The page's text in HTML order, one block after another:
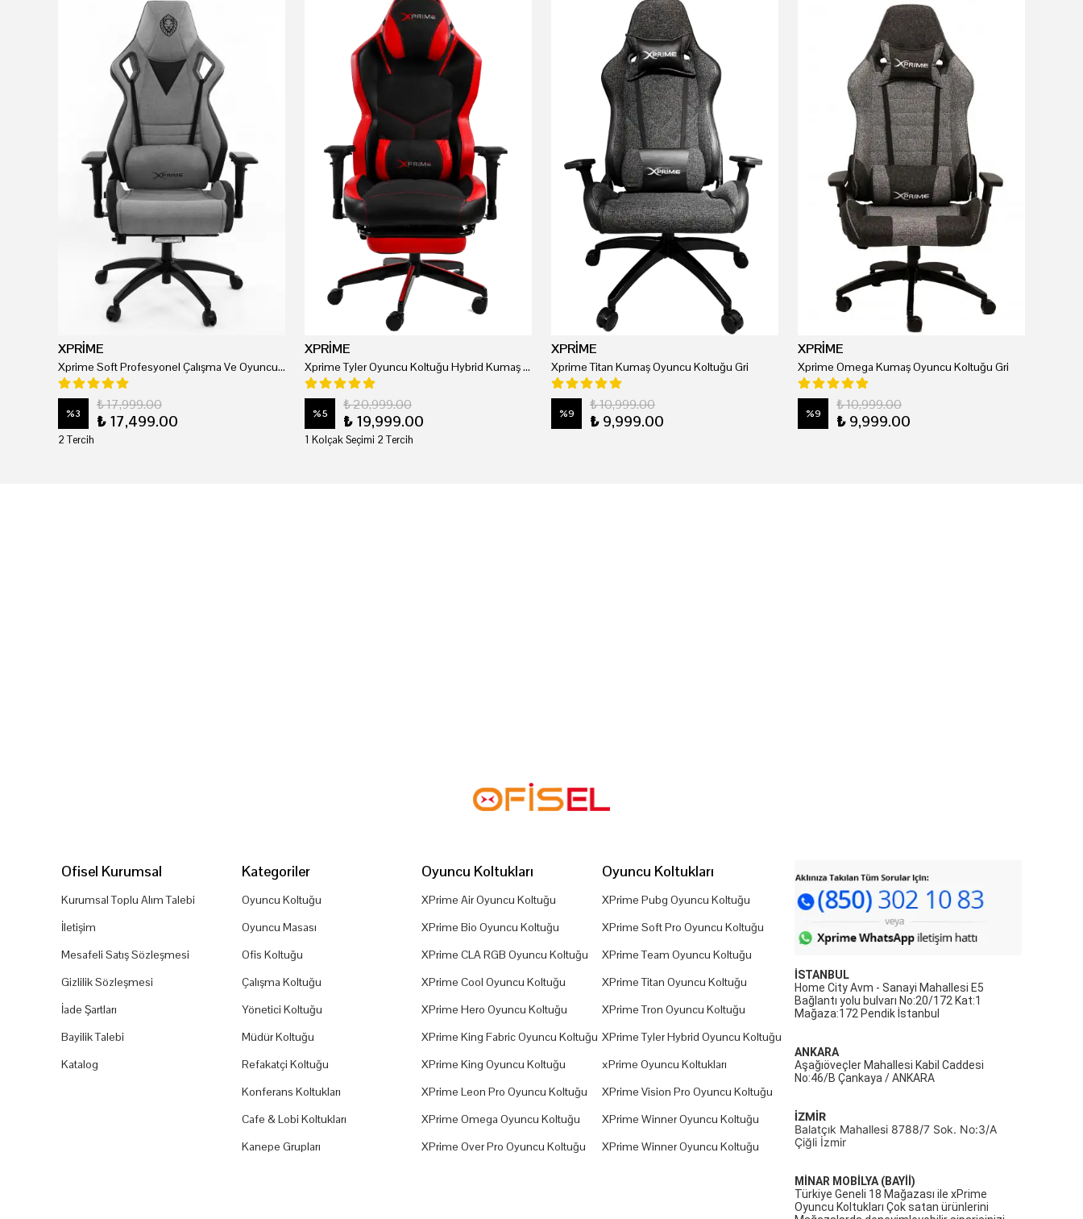
XPRİME
Xprime Soft Profesyonel Çalışma Ve Oyuncu Koltuğu
%3
₺ 17,999.00
₺ 17,499.00
2 Tercih
XPRİME
Xprime Tyler Oyuncu Koltuğu Hybrid Kumaş Kırmızı
%5
₺ 20,999.00
₺ 19,999.00
1 Kolçak Seçimi 2 Tercih
XPRİME
Xprime Titan Kumaş Oyuncu Koltuğu Gri
%9
₺ 10,999.00
₺ 9,999.00
XPRİME
Xprime Omega Kumaş Oyuncu Koltuğu Gri
%9
₺ 10,999.00
₺ 9,999.00
Ofisel Kurumsal
Kurumsal Toplu Alım Talebi
İletişim
Mesafeli Satış Sözleşmesi
Gizlilik Sözleşmesi
İade Şartları
Bayilik Talebi
Katalog
Kategoriler
Oyuncu Koltuğu
Oyuncu Masası
Ofis Koltuğu
Çalışma Koltuğu
Yönetici Koltuğu
Müdür Koltuğu
Refakatçi Koltuğu
Konferans Koltukları
Cafe & Lobi Koltukları
Kanepe Grupları
Oyuncu Koltukları
XPrime Air Oyuncu Koltuğu
XPrime Bio Oyuncu Koltuğu
XPrime CLA RGB Oyuncu Koltuğu
XPrime Cool Oyuncu Koltuğu
XPrime Hero Oyuncu Koltuğu
XPrime King Fabric Oyuncu Koltuğu
XPrime King Oyuncu Koltuğu
XPrime Leon Pro Oyuncu Koltuğu
XPrime Omega Oyuncu Koltuğu
XPrime Over Pro Oyuncu Koltuğu
Oyuncu Koltukları
XPrime Pubg Oyuncu Koltuğu
XPrime Soft Pro Oyuncu Koltuğu
XPrime Team Oyuncu Koltuğu
XPrime Titan Oyuncu Koltuğu
XPrime Tron Oyuncu Koltuğu
XPrime Tyler Hybrid Oyuncu Koltuğu
xPrime Oyuncu Koltukları
XPrime Vision Pro Oyuncu Koltuğu
XPrime Winner Oyuncu Koltuğu
XPrime Winner Oyuncu Koltuğu
İSTANBUL
Home City Avm - Sanayi Mahallesi E5
Bağlantı yolu bulvarı No:20/172 Kat:1
Mağaza:172 Pendik İstanbul
ANKARA
Aşağıöveçler Mahallesi Kabil Caddesi
No:46/B Çankaya / ANKARA
İZMİR
Balatçık Mahallesi 8788/7 Sok. No:3/A
Çiğli İzmir
MİNAR MOBİLYA (BAYİİ)
Türkiye Geneli 18 Mağazası ile xPrime
Oyuncu Koltukları Çok satan ürünlerini